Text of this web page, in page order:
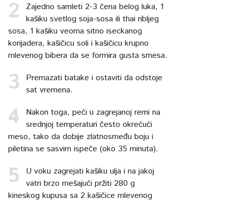
Zajedno samleti 2-3 čena belog luka, 1
kašiku svetlog soja-sosa ili thai ribljeg
sosa, 1 kašiku veoma sitno iseckanog
korijadera, kašičicu soli i kašičicu krupno
mlevenog bibera da se formira gusta smesa.
Premazati batake i ostaviti da odstoje
sat vremena.
Nakon toga, peći u zagrejanoj rerni na
srednjoj temperaturi često okrećući
meso, tako da dobije zlatnosmeđu boju i
piletina se sasvim ispeče (oko 35 minuta).
U voku zagrejati kašiku ulja i na jakoj
vatri brzo mešajući pržiti 280 g
kineskog kupusa sa 2 kašičice mlevenog